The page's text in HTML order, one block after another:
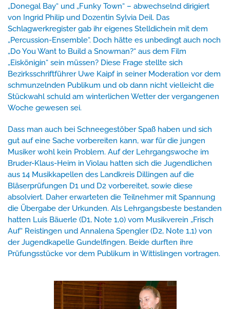
„Donegal Bay“ und „Funky Town“ – abwechselnd dirigiert
von Ingrid Philip und Dozentin Sylvia Deil. Das
Schlagwerkregister gab ihr eigenes Stelldichein mit dem
„Percussion-Ensemble“. Doch hätte es unbedingt auch noch
„Do You Want to Build a Snowman?“ aus dem Film
„Eiskönigin“ sein müssen? Diese Frage stellte sich
Bezirksschriftführer Uwe Kaipf in seiner Moderation vor dem
schmunzelnden Publikum und ob dann nicht vielleicht die
Stückwahl schuld am winterlichen Wetter der vergangenen
Woche gewesen sei.
Dass man auch bei Schneegestöber Spaß haben und sich
gut auf eine Sache vorbereiten kann, war für die jungen
Musiker wohl kein Problem. Auf der Lehrgangswoche im
Bruder-Klaus-Heim in Violau hatten sich die Jugendlichen
aus 14 Musikkapellen des Landkreis Dillingen auf die
Bläserprüfungen D1 und D2 vorbereitet, sowie diese
absolviert. Daher erwarteten die Teilnehmer mit Spannung
die Übergabe der Urkunden. Als Lehrgangsbeste bestanden
hatten Luis Bäuerle (D1, Note 1,0) vom Musikverein „Frisch
Auf“ Reistingen und Annalena Spengler (D2, Note 1,1) von
der Jugendkapelle Gundelfingen. Beide durften ihre
Prüfungsstücke vor dem Publikum in Wittislingen vortragen.